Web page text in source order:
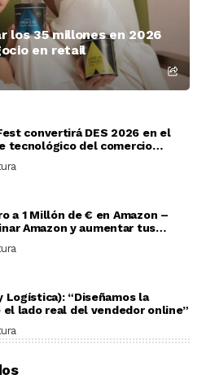
los 35 millones en 2026
en retail
convertirá DES 2026 en el
tecnológico del comercio
a 1 Millón de € en Amazon –
Amazon y aumentar tus
Logística): “Diseñamos la
lado real del vendedor online”